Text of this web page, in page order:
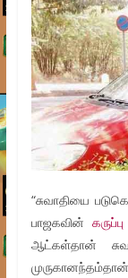
“சுவாதியை
பாஜகவின்
ஆட்கள்தான்